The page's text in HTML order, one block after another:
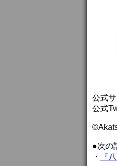
公式サ
公式
●次
・
『